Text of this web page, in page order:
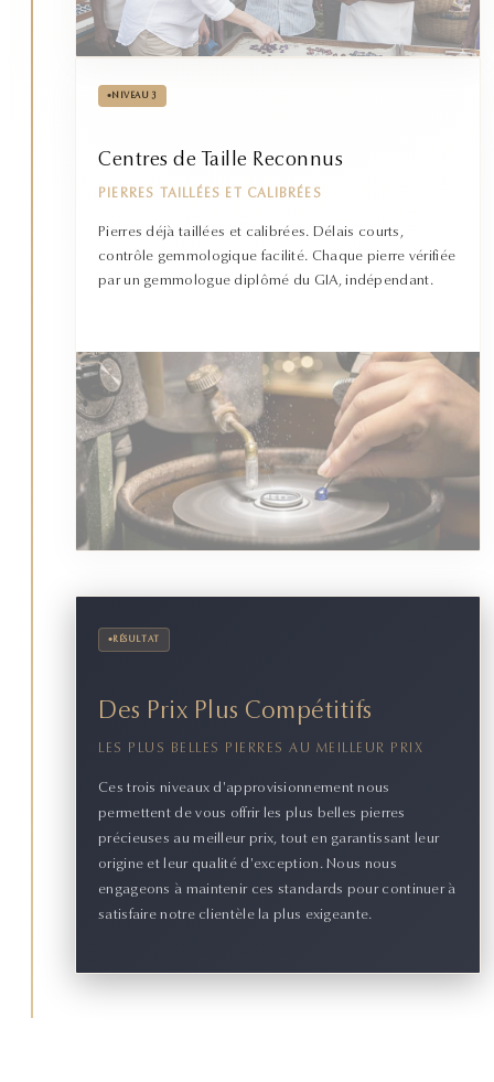
• NIVEAU 3
Centres de Taille Reconnus
PIERRES TAILLÉES ET CALIBRÉES
Pierres déjà taillées et calibrées. Délais courts,
contrôle gemmologique facilité. Chaque pierre vérifiée
par un gemmologue diplômé du GIA, indépendant.
• RÉSULTAT
Des Prix Plus Compétitifs
LES PLUS BELLES PIERRES AU MEILLEUR PRIX
Ces trois niveaux d'approvisionnement nous
permettent de vous offrir les plus belles pierres
précieuses au meilleur prix, tout en garantissant leur
origine et leur qualité d'exception. Nous nous
engageons à maintenir ces standards pour continuer à
satisfaire notre clientèle la plus exigeante.